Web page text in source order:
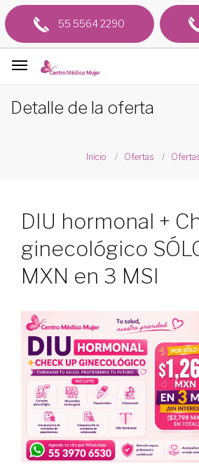
55 5564 2290
Detalle de la oferta
Inicio Ofertas
DIU hormonal +
ginecológico
MXN en 3 MSI